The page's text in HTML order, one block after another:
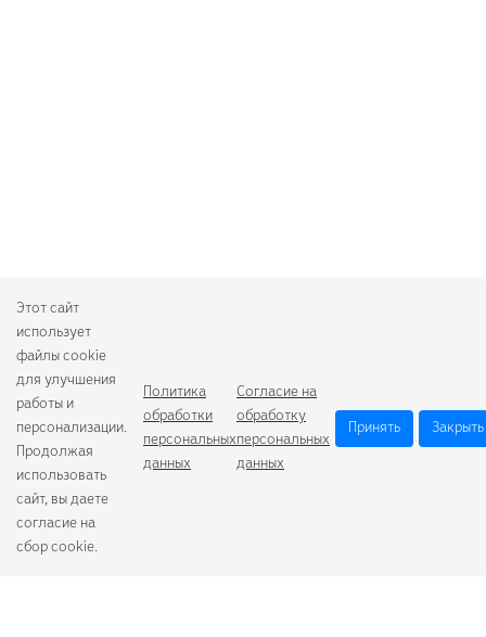
Этот сайт
использует
файлы cookie
для улучшения
работы и
персонализации.
Продолжая
использовать
сайт, вы даете
согласие на
сбор cookie.
Политика
обработки
персональных
данных
Согласие на
обработку
персональных
данных
Принять Закрыть